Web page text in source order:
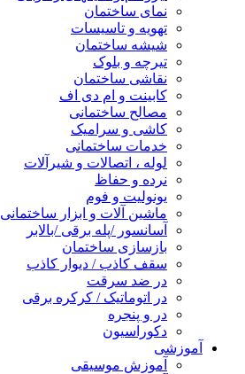
نمای ساختمان
تهویه و تاسیسات
شیشه ساختمان
تیرچه و بلوک
نقاشی ساختمان
کابینت و ام دی اف
مصالح ساختمانی
کاشی و سرامیک
خدمات ساختمانی
لوله ، اتصالات و شیرآلات
نرده و حفاظ
یونولیت و فوم
ماشین آلات و ابزار ساختمانی
آسانسور /پله برقی /بالابر
بازسازی ساختمان
سقف کاذب / دیوار کاذب
در ضد سرقت
در اتوماتیک / کرکره برقی
در و پنجره
دکوراسیون
آموزشی
آموزش موسیقی